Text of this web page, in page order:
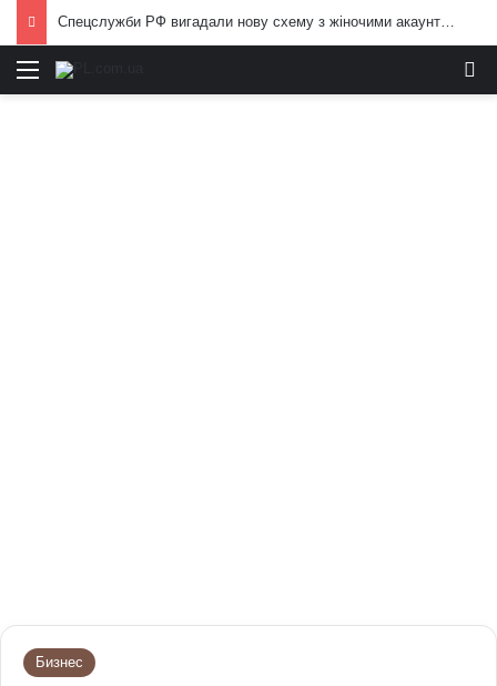
Спецслужби РФ вигадали нову схему з жіночими акаунтами в Україні: як виманюють військових
Меню
Бизнес